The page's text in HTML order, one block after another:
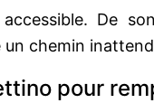
accessible. De
un chemin
pour